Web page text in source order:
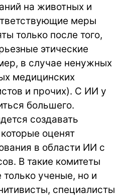
на животных и
меры
только после того,
этические
в случае ненужных
медицинских
и прочих). С ИИ у
большего.
создавать
оценят
в области ИИ с
В такие комитеты
ученые, но и
специалисты